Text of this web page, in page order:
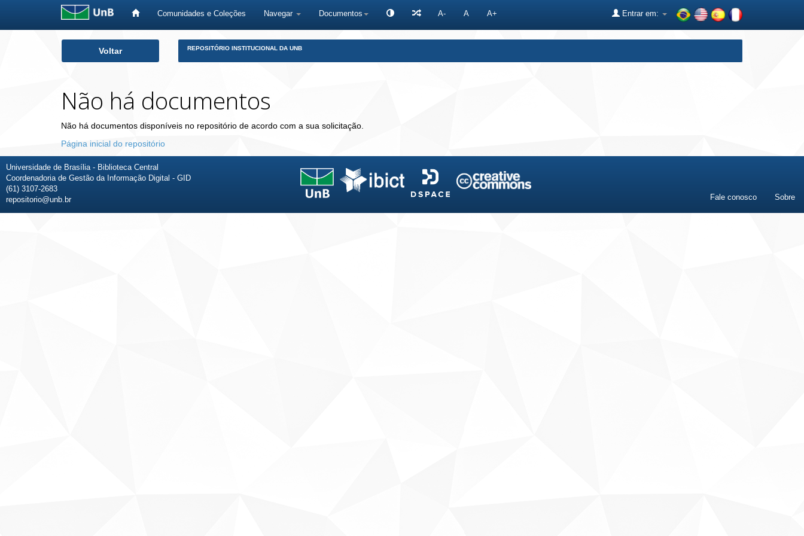
Comunidades e Coleções Navegar Documentos A- A A+ Entrar em:
Voltar REPOSITÓRIO INSTITUCIONAL DA UNB
Não há documentos
Não há documentos disponíveis no repositório de acordo com a sua solicitação.
Página inicial do repositório
Universidade de Brasília - Biblioteca Central
Coordenadoria de Gestão da Informação Digital - GID
(61) 3107-2683
repositorio@unb.br
Fale conosco Sobre